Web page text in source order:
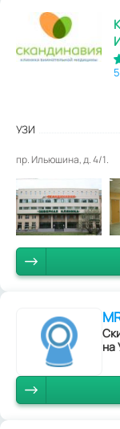
УЗИ
пр. Ильюшина, д. 4/1.
на